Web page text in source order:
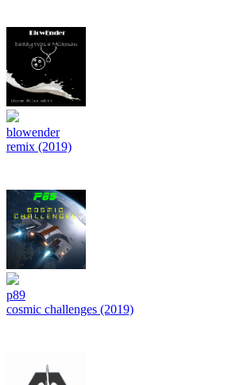
blowender
remix (2019)
p89
cosmic challenges (2019)